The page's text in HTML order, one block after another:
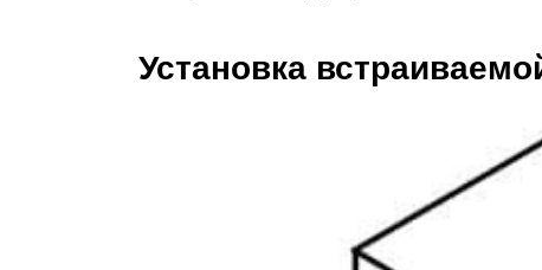
Установка